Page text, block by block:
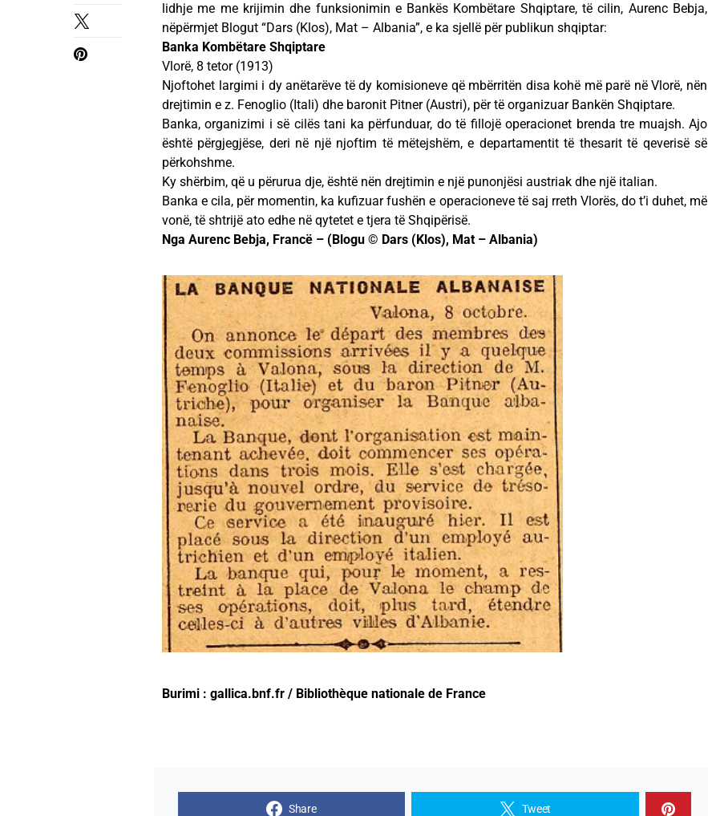
lidhje me me krijimin dhe funksionimin e Bankës Kombëtare Shqiptare, të cilin, Aurenc Bebja,
nëpërmjet Blogut “Dars (Klos), Mat – Albania”, e ka sjellë për publikun shqiptar:
Banka Kombëtare Shqiptare
Vlorë, 8 tetor (1913)
Njoftohet largimi i dy anëtarëve të dy komisioneve që mbërritën disa kohë më parë në Vlorë, nën
drejtimin e z. Fenoglio (Itali) dhe baronit Pitner (Austri), për të organizuar Bankën Shqiptare.
Banka, organizimi i së cilës tani ka përfunduar, do të fillojë operacionet brenda tre muajsh. Ajo
është përgjegjëse, deri në një njoftim të mëtejshëm, e departamentit të thesarit të qeverisë së
përkohshme.
Ky shërbim, që u përurua dje, është nën drejtimin e një punonjësi austriak dhe një italian.
Banka e cila, për momentin, ka kufizuar fushën e operacioneve të saj rreth Vlorës, do t’i duhet, më
vonë, të shtrijë ato edhe në qytetet e tjera të Shqipërisë.
Nga Aurenc Bebja, Francë – (Blogu © Dars (Klos), Mat – Albania)
Burimi : gallica.bnf.fr / Bibliothèque nationale de France
Share Tweet